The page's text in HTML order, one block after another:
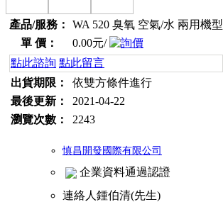
產品/服務：
WA 520 臭氧 空氣/水 兩用機型
單 價：
0.00元/
點此諮詢 點此留言
出貨期限：
依雙方條件進行
最後更新：
2021-04-22
瀏覽次數：
2243
慎昌開發國際有限公司
企業資料通過認證
連絡人 鍾伯清(先生)